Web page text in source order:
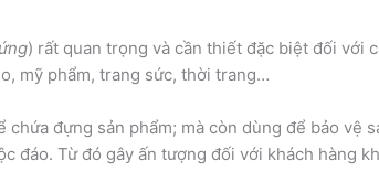
) rất quan trọng và cần thiết đặc biệt đối với
mỹ phẩm, trang sức, thời trang…
chứa đựng sản phẩm; mà còn dùng để bảo vệ
đáo. Từ đó gây ấn tượng đối với khách hàng